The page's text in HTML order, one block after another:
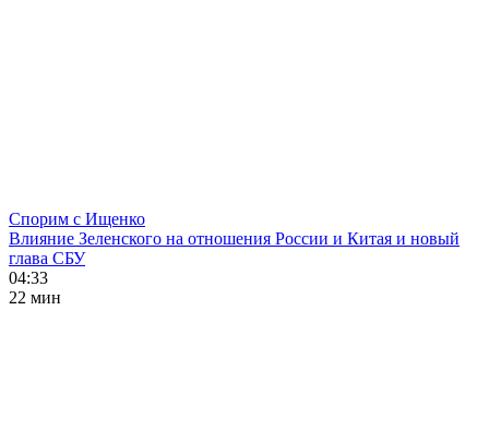
Спорим с Ищенко
Влияние Зеленского на отношения России и Китая и новый
глава СБУ
04:33
22 мин